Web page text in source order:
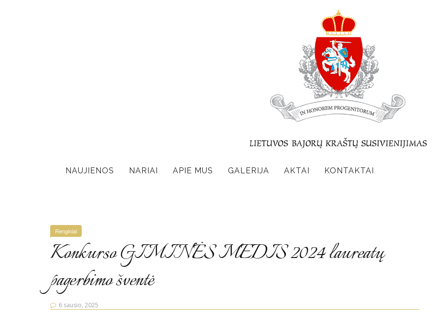
NAUJIENOS NARIAI APIE MUS GALERIJA AKTAI KONTAKTAI
Renginiai
Konkurso GIMINĖS MEDIS 2024 laureatų
pagerbimo šventė
6 sausio, 2025